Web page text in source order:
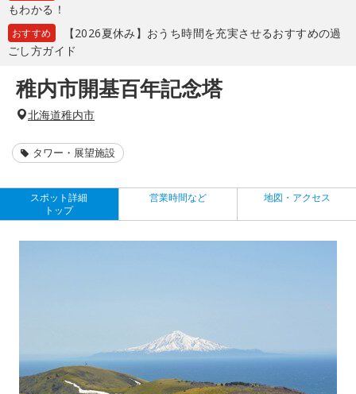
もわかる！
おすすめ
【2026夏休み】おうち時間を充実させるおすすめの過
ごし方ガイド
稚内市開基百年記念塔
北海道稚内市
タワー・展望施設
スポット詳細
トップ
営業時間など 地図・アクセス